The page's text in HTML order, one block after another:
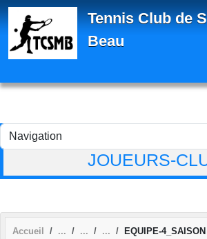
Tennis Club de
Beau
JOUEURS-
Accueil EQUIPE-
Panneau de gestion des cookies